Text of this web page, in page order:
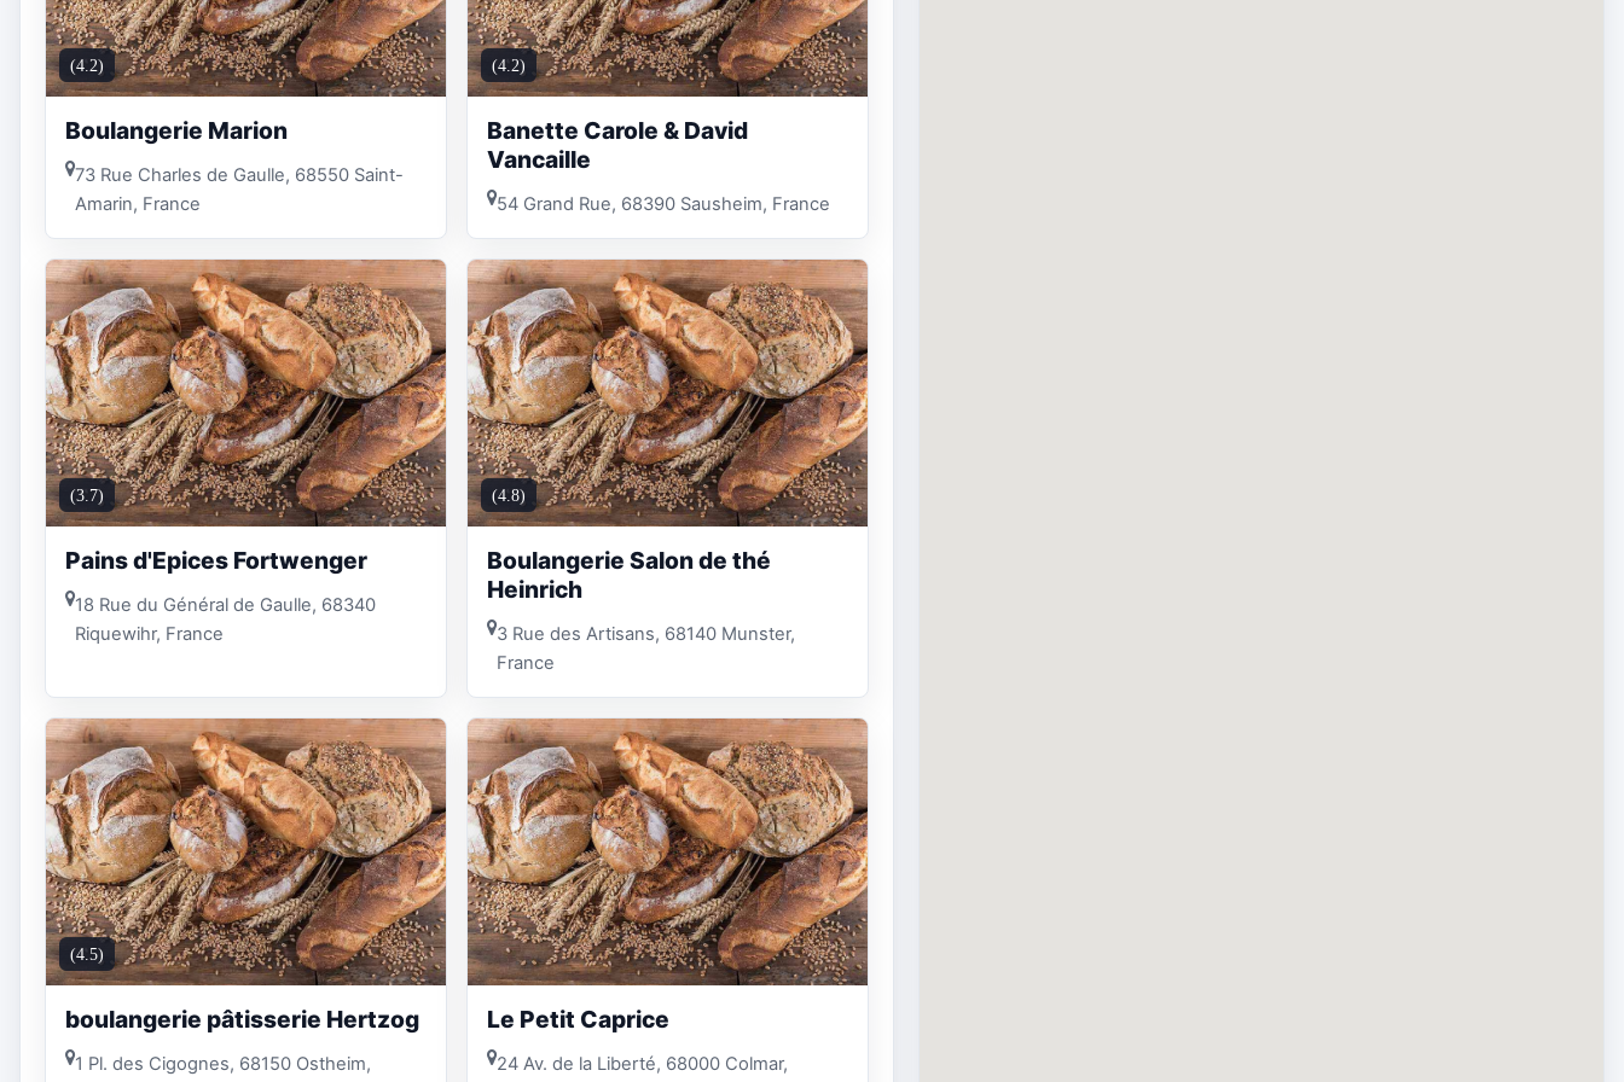
(4.2)
Boulangerie Marion
73 Rue Charles de Gaulle, 68550 Saint-
Amarin, France
(4.2)
Banette Carole & David
Vancaille
54 Grand Rue, 68390 Sausheim, France
(3.7)
Pains d'Epices Fortwenger
18 Rue du Général de Gaulle, 68340
Riquewihr, France
(4.8)
Boulangerie Salon de thé
Heinrich
3 Rue des Artisans, 68140 Munster,
France
(4.5)
boulangerie pâtisserie Hertzog
1 Pl. des Cigognes, 68150 Ostheim,
Le Petit Caprice
24 Av. de la Liberté, 68000 Colmar,